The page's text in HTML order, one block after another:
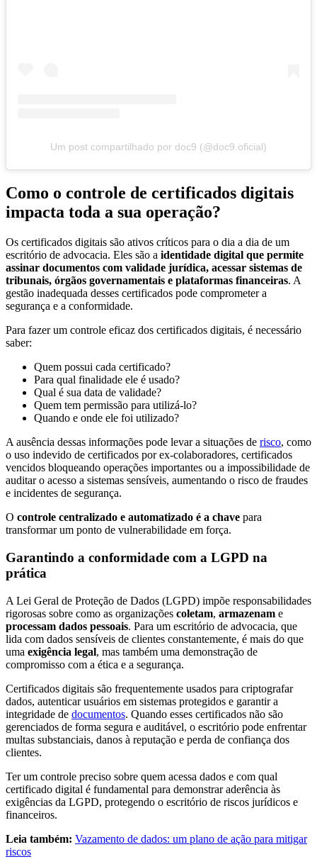
Um post compartilhado por doc9 (@doc9.oficial)
Como o controle de certificados digitais
impacta toda a sua operação?
Os certificados digitais são ativos críticos para o dia a dia de um
escritório de advocacia. Eles são a identidade digital que permite
assinar documentos com validade jurídica, acessar sistemas de
tribunais, órgãos governamentais e plataformas financeiras. A
gestão inadequada desses certificados pode comprometer a
segurança e a conformidade.
Para fazer um controle eficaz dos certificados digitais, é necessário
saber:
Quem possui cada certificado?
Para qual finalidade ele é usado?
Qual é sua data de validade?
Quem tem permissão para utilizá-lo?
Quando e onde ele foi utilizado?
A ausência dessas informações pode levar a situações de risco, como
o uso indevido de certificados por ex-colaboradores, certificados
vencidos bloqueando operações importantes ou a impossibilidade de
auditar o acesso a sistemas sensíveis, aumentando o risco de fraudes
e incidentes de segurança.
O controle centralizado e automatizado é a chave para
transformar um ponto de vulnerabilidade em força.
Garantindo a conformidade com a LGPD na
prática
A Lei Geral de Proteção de Dados (LGPD) impõe responsabilidades
rigorosas sobre como as organizações coletam, armazenam e
processam dados pessoais. Para um escritório de advocacia, que
lida com dados sensíveis de clientes constantemente, é mais do que
uma exigência legal, mas também uma demonstração de
compromisso com a ética e a segurança.
Certificados digitais são frequentemente usados para criptografar
dados, autenticar usuários em sistemas protegidos e garantir a
integridade de documentos. Quando esses certificados não são
gerenciados de forma segura e auditável, o escritório pode enfrentar
multas substanciais, danos à reputação e perda de confiança dos
clientes.
Ter um controle preciso sobre quem acessa dados e com qual
certificado digital é fundamental para demonstrar aderência às
exigências da LGPD, protegendo o escritório de riscos jurídicos e
financeiros.
Leia também: Vazamento de dados: um plano de ação para mitigar
riscos